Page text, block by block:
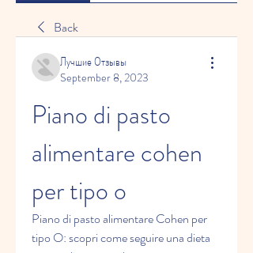
Back
Лучшие Отзывы
September 8, 2023
Piano di pasto
alimentare cohen
per tipo o
Piano di pasto alimentare Cohen per
tipo O: scopri come seguire una dieta